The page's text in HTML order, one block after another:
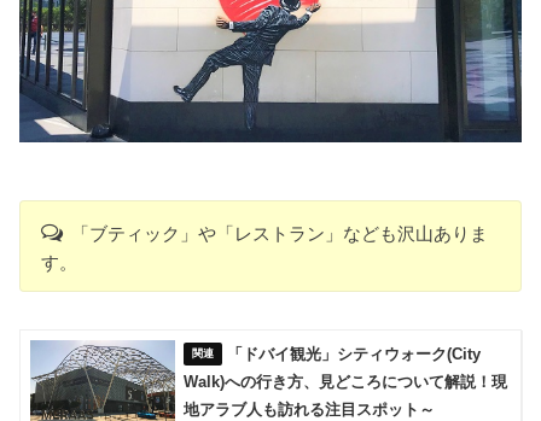
「ブティック」や「レストラン」なども沢山ありま
す。
「ドバイ観光」シティウォーク(City
Walk)への行き方、見どころについて解説！現
地アラブ人も訪れる注目スポット～